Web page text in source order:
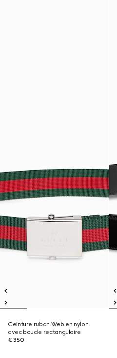
Ceinture ruban Web en nylon
avec boucle rectangulaire
€ 350